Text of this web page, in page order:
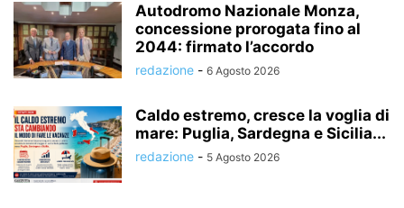
Autodromo Nazionale Monza,
concessione prorogata fino al
2044: firmato l’accordo
redazione - 6 Agosto 2026
Caldo estremo, cresce la voglia di
mare: Puglia, Sardegna e Sicilia...
redazione - 5 Agosto 2026